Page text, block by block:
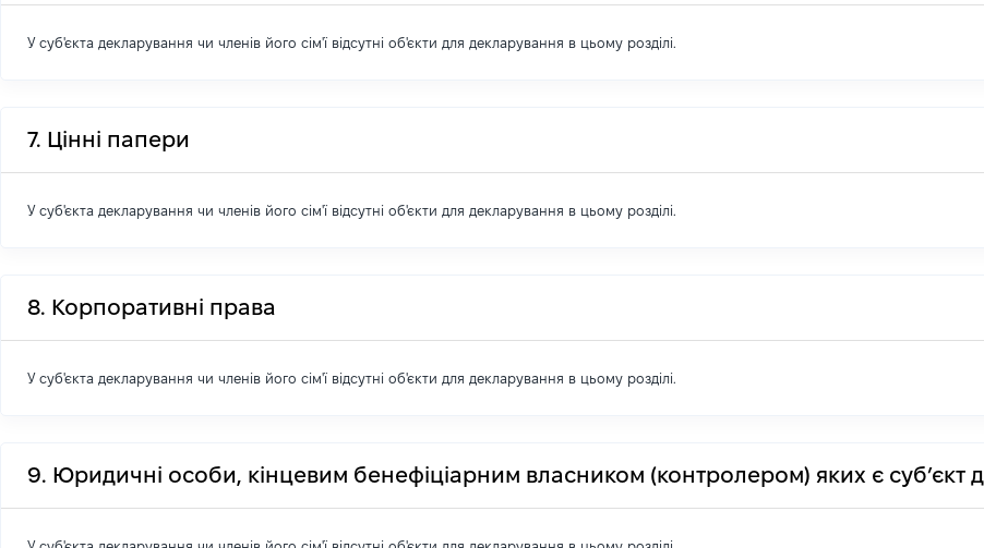
У суб'єкта декларування чи членів його сім'ї відсутні об'єкти для декларування в цьому розділі.
7. Цінні папери
У суб'єкта декларування чи членів його сім'ї відсутні об'єкти для декларування в цьому розділі.
8. Корпоративні права
У суб'єкта декларування чи членів його сім'ї відсутні об'єкти для декларування в цьому розділі.
9. Юридичні особи, кінцевим бенефіціарним власником (контролером) яких є суб’єкт